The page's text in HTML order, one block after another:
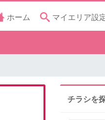
ホーム マイエリア設
チラシを